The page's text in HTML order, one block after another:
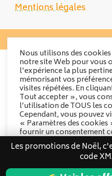
Mentions légales
Copyright 2025 Tente
Nous utilisons des
notre site Web pour vous
l'expérience la plus
mémorisant vos
visites répétées. En
Tout accepter », vous
l’utilisation de TOUS les
Cependant, vous pouvez
« Paramètres des
fournir un consentement
Options des cookies
Tout accepter
Les promotions de Noël,
code